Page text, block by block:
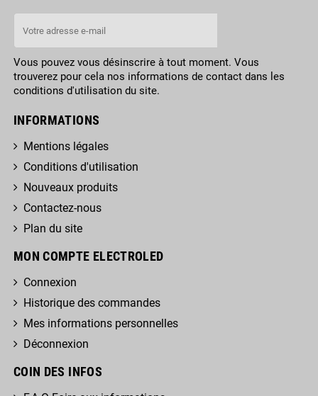
Vous pouvez vous désinscrire à tout moment. Vous
trouverez pour cela nos informations de contact dans les
conditions d'utilisation du site.
INFORMATIONS
Mentions légales
Conditions d'utilisation
Nouveaux produits
Contactez-nous
Plan du site
MON COMPTE ELECTROLED
Connexion
Historique des commandes
Mes informations personnelles
Déconnexion
COIN DES INFOS